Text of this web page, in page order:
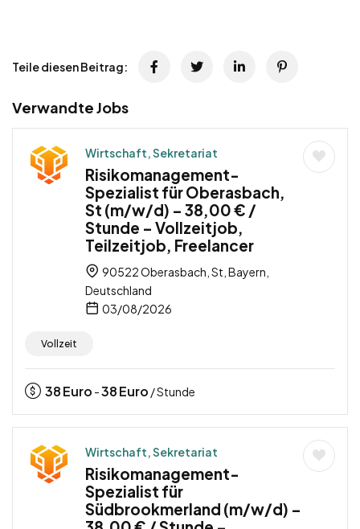
Teile diesen Beitrag:
Verwandte Jobs
Wirtschaft, Sekretariat
Risikomanagement-
Spezialist für Oberasbach,
St (m/w/d) – 38,00 € /
Stunde – Vollzeitjob,
Teilzeitjob, Freelancer
90522 Oberasbach, St, Bayern,
Deutschland
03/08/2026
Vollzeit
38Euro -38Euro / Stunde
Wirtschaft, Sekretariat
Risikomanagement-
Spezialist für
Südbrookmerland (m/w/d) –